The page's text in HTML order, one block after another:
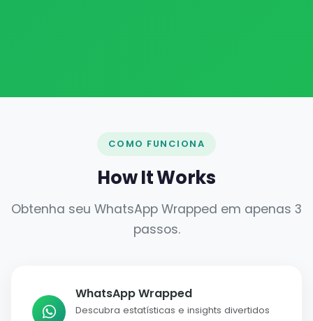
COMO FUNCIONA
How It Works
Obtenha seu WhatsApp Wrapped em apenas 3
passos.
WhatsApp Wrapped
Descubra estatísticas e insights divertidos